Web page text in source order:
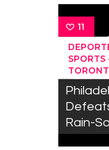
11
SPORTS
Rain-